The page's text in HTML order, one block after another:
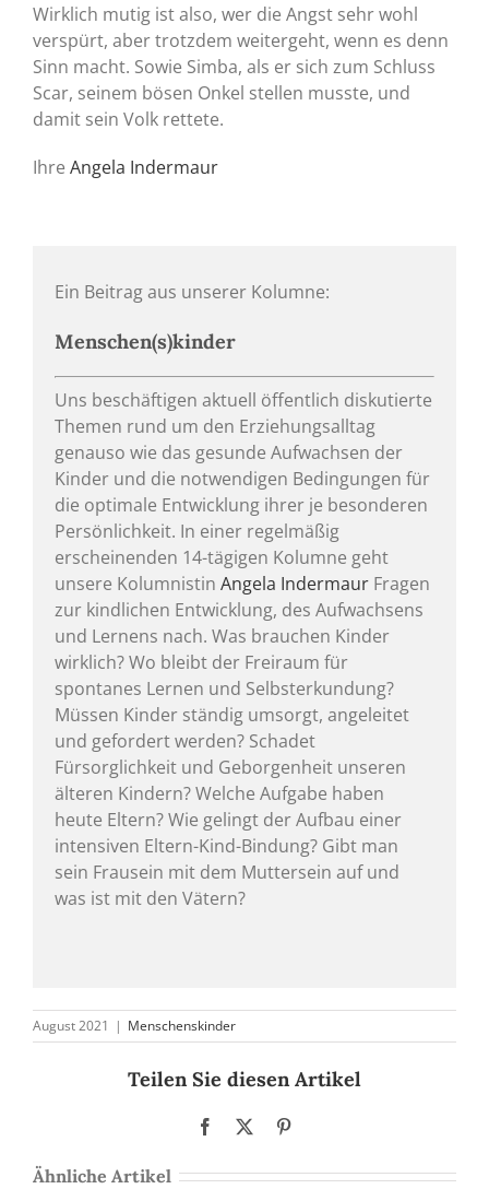
Wirklich mutig ist also, wer die Angst sehr wohl
verspürt, aber trotzdem weitergeht, wenn es denn
Sinn macht. Sowie Simba, als er sich zum Schluss
Scar, seinem bösen Onkel stellen musste, und
damit sein Volk rettete.
Ihre Angela Indermaur
Ein Beitrag aus unserer Kolumne:
Menschen(s)kinder
Uns beschäftigen aktuell öffentlich diskutierte
Themen rund um den Erziehungsalltag
genauso wie das gesunde Aufwachsen der
Kinder und die notwendigen Bedingungen für
die optimale Entwicklung ihrer je besonderen
Persönlichkeit. In einer regelmäßig
erscheinenden 14-tägigen Kolumne geht
unsere Kolumnistin Angela Indermaur Fragen
zur kindlichen Entwicklung, des Aufwachsens
und Lernens nach. Was brauchen Kinder
wirklich? Wo bleibt der Freiraum für
spontanes Lernen und Selbsterkundung?
Müssen Kinder ständig umsorgt, angeleitet
und gefordert werden? Schadet
Fürsorglichkeit und Geborgenheit unseren
älteren Kindern? Welche Aufgabe haben
heute Eltern? Wie gelingt der Aufbau einer
intensiven Eltern-Kind-Bindung? Gibt man
sein Frausein mit dem Muttersein auf und
was ist mit den Vätern?
August 2021 | Menschenskinder
Teilen Sie diesen Artikel
Facebook
Ähnliche Artikel